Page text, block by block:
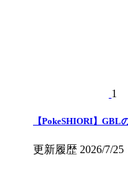
1
【PokeSHIORI】GBL
更新履歴 2026/7/